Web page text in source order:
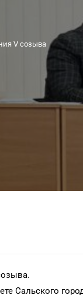
V созыва
Сальского